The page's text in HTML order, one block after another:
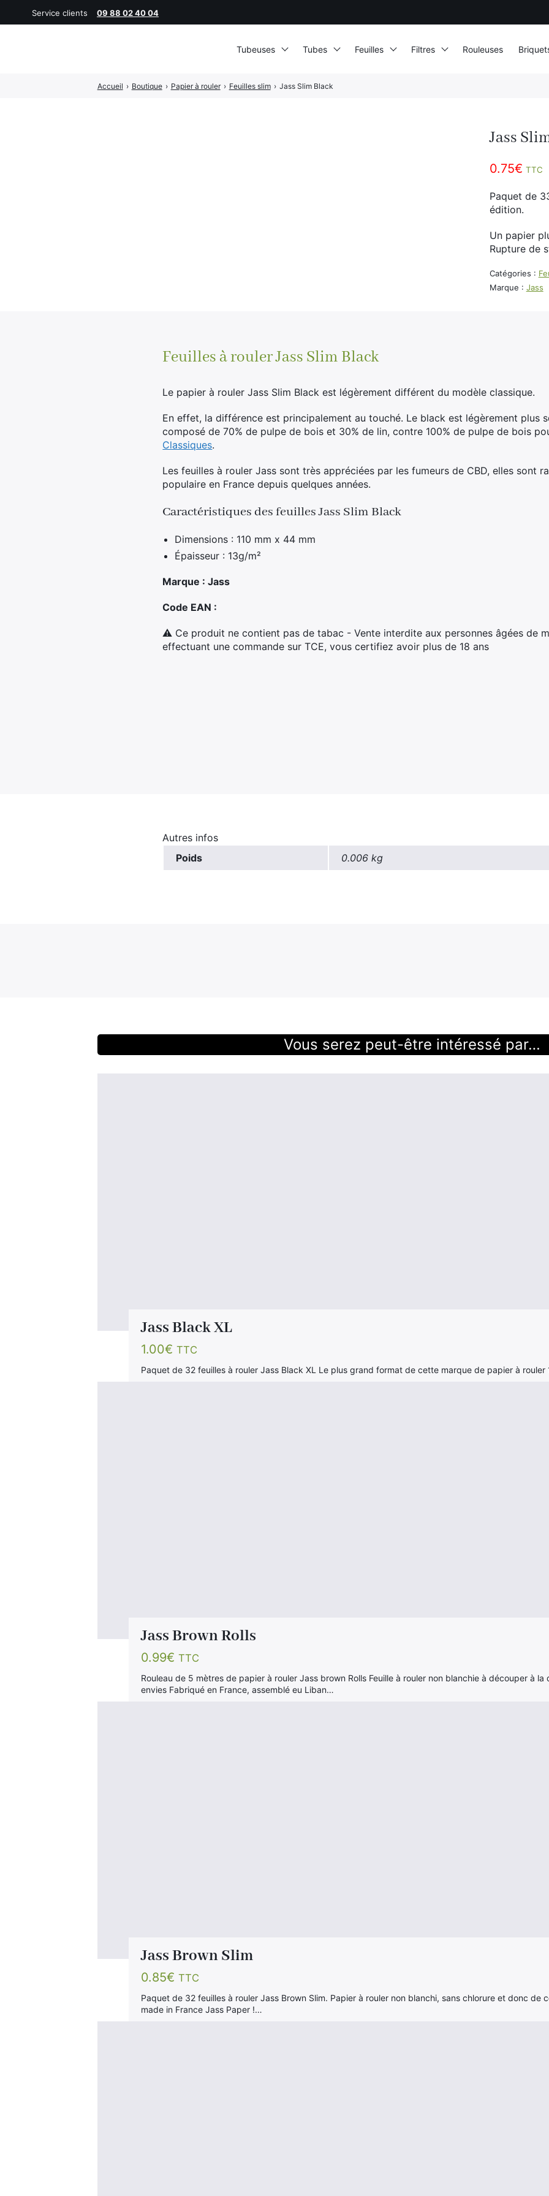
Jass
0.75€ TTC
Paquet de
édition.
Un papier
Rupture de
Catégories :
Marque : Jass
Accueil › Boutique › Papier à rouler › Feuilles slim › Jass Slim Black
Feuilles à rouler Jass Slim Black
Le papier à rouler Jass Slim Black est légèrement différent du modèle classique.
En effet, la différence est principalement au touché. Le black est légèrement plus
composé de 70% de pulpe de bois et 30% de lin, contre 100% de pulpe de bois
Classiques.
Les feuilles à rouler Jass sont très appréciées par les fumeurs de CBD, elles sont
populaire en France depuis quelques années.
Caractéristiques des feuilles Jass Slim Black
Dimensions : 110 mm x 44 mm
Épaisseur : 13g/m²
Marque : Jass
Code EAN :
⚠ Ce produit ne contient pas de tabac - Vente interdite aux personnes âgées de
effectuant une commande sur TCE, vous certifiez avoir plus de 18 ans
Autres infos
Poids
0.006 kg
Vous serez peut-être intéressé par…
Jass Black XL
1.00€ TTC
Paquet de 32 feuilles à rouler Jass Black XL Le plus grand format de cette marque de papier à
Jass Brown Rolls
0.99€ TTC
Rouleau de 5 mètres de papier à rouler Jass brown Rolls Feuille à rouler non blanchie à découper à
envies Fabriqué en France, assemblé eu Liban…
Jass Brown Slim
0.85€ TTC
Paquet de 32 feuilles à rouler Jass Brown Slim. Papier à rouler non blanchi, sans chlorure et donc de
made in France Jass Paper !…
Service clients 09 88 02 40 04
Tubeuses Tubes Feuilles Filtres Rouleuses
: